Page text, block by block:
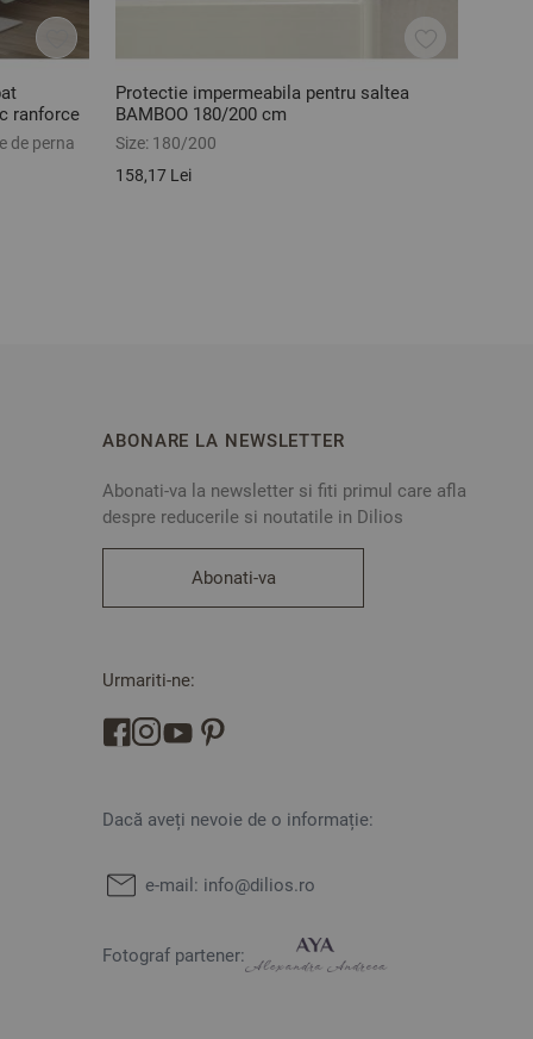
ranforce
de perna
Protectie impermeabila pentru saltea
BAMBOO 180/200 cm
Size: 180/200
158,17 Lei
ABONARE LA NEWSLETTER
Abonati-va la newsletter si fiti primul care afla
despre reducerile si noutatile in Dilios
Abonati-va
Urmariti-ne:
Dacă aveți nevoie de o informație:
e-mail: info@dilios.ro
Fotograf partener: